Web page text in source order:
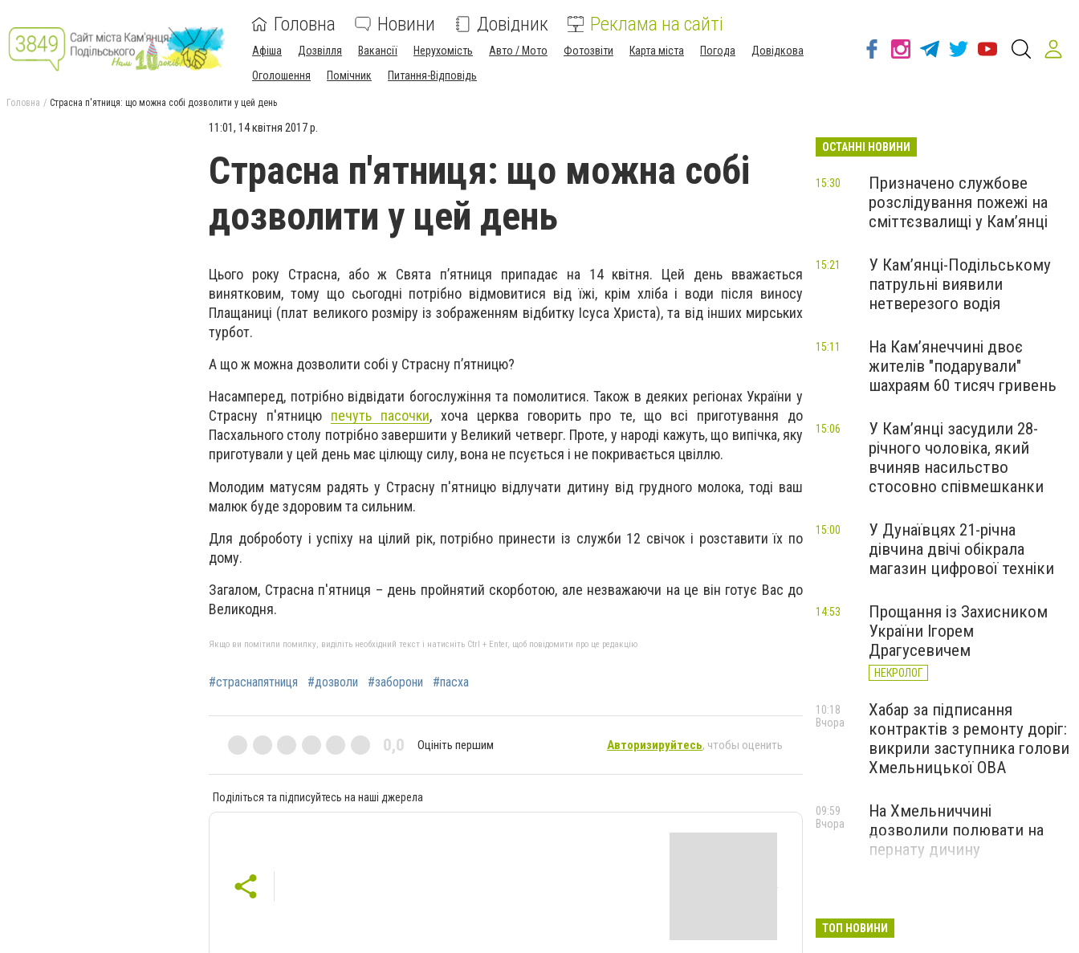
Головна Новини Довідник Реклама на сайті
Афіша Дозвілля Вакансії Нерухомість Авто / Мото Фотозвіти Карта міста Погода
Довідкова
Оголошення
Помічник Питання-Відповідь
Головна Страсна п'ятниця: що можна собі дозволити у цей день
11:01, 14 квітня 2017 р.
Страсна п'ятниця: що можна собі
дозволити у цей день
Цього року Страсна, або ж Свята п’ятниця припадає на 14 квітня. Цей день вважається
винятковим, тому що сьогодні потрібно відмовитися від їжі, крім хліба і води після виносу
Плащаниці (плат великого розміру із зображенням відбитку Ісуса Христа), та від інших мирських
турбот.
А що ж можна дозволити собі у Страсну п’ятницю?
Насамперед, потрібно відвідати богослужіння та помолитися. Також в деяких регіонах України у
Страсну п'ятницю печуть пасочки, хоча церква говорить про те, що всі приготування до
Пасхального столу потрібно завершити у Великий четверг. Проте, у народі кажуть, що випічка, яку
приготували у цей день має цілющу силу, вона не псується і не покривається цвіллю.
Молодим матусям радять у Страсну п'ятницю відлучати дитину від грудного молока, тоді ваш
малюк буде здоровим та сильним.
Для доброботу і успіху на цілий рік, потрібно принести із служби 12 свічок і розставити їх по
дому.
Загалом, Страсна п'ятниця – день пройнятий скорботою, але незважаючи на це він готує Вас до
Великодня.
Якщо ви помітили помилку, виділіть необхідний текст і натисніть Ctrl + Enter, щоб повідомити про це редакцію
#страснапятниця #дозволи #заборони #пасха
0,0 Оцініть першим Авторизируйтесь, чтобы оценить
Поділіться та підписуйтесь на наші джерела
ОСТАННІ НОВИНИ
Призначено службове
розслідування пожежі на
сміттєзвалищі у Кам’янці
15:30
У Кам’янці-Подільському
патрульні виявили
нетверезого водія
15:21
На Камʼянеччині двоє
жителів "подарували"
шахраям 60 тисяч гривень
15:11
У Камʼянці засудили 28-
річного чоловіка, який
вчиняв насильство
стосовно співмешканки
15:06
У Дунаївцях 21-річна
дівчина двічі обікрала
магазин цифрової техніки
15:00
Прощання із Захисником
України Ігорем
Драгусевичем
НЕКРОЛОГ
14:53
Хабар за підписання
контрактів з ремонту доріг:
викрили заступника голови
Хмельницької ОВА
10:18
Вчора
На Хмельниччині
дозволили полювати на
пернату дичину
09:59
Вчора
ТОП НОВИНИ